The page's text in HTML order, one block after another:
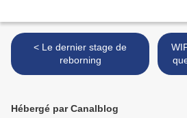
< Le dernier stage de
reborning
Hébergé par Canalblog